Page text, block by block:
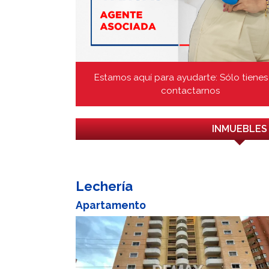
Estamos aquí para ayudarte: Sólo
contactarnos
INMUEBLES
Lechería
Apartamento